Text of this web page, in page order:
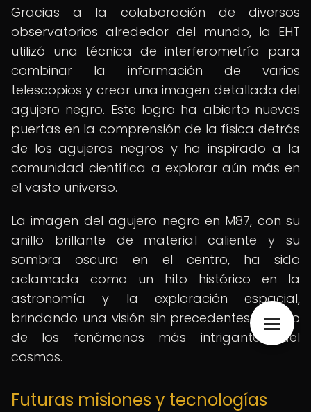
Gracias a la colaboración de diversos
observatorios alrededor del mundo, la EHT
utilizó una técnica de interferometría para
combinar la información de varios
telescopios y crear una imagen detallada del
agujero negro. Este logro ha abierto nuevas
puertas en la comprensión de la física detrás
de los agujeros negros y ha inspirado a la
comunidad científica a explorar aún más en
el vasto universo.
La imagen del agujero negro en M87, con su
anillo brillante de material caliente y su
sombra oscura en el centro, ha sido
aclamada como un hito histórico en la
astronomía y la exploración espacial,
brindando una visión sin precedentes de uno
de los fenómenos más intrigantes del
cosmos.
Futuras misiones y tecnologías